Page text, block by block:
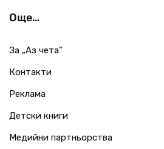
Още…
За „Аз чета“
Контакти
Реклама
Детски книги
Медийни партньорства